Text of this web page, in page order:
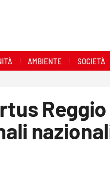
AMBIENTE SOCIETÀ
Reggio